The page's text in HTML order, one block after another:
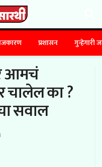
प्रशासन गुन्हेगारी
आमचं
चालेल का ?
सवाल